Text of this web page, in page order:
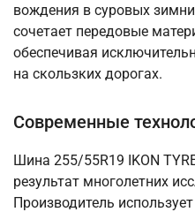
вождения в суровых
сочетает передовые
обеспечивая
на скользких дорогах.
Современные
Шина 255/55R19 IKON
результат многолетних
Производитель